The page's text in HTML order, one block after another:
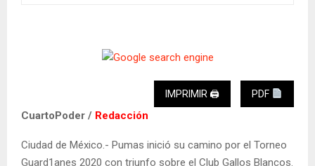
IMPRIMIR 🖨 PDF
CuartoPoder / Redacción
Ciudad de México.- Pumas inició su camino por el Torneo
Guard1anes 2020 con triunfo sobre el Club Gallos Blancos.